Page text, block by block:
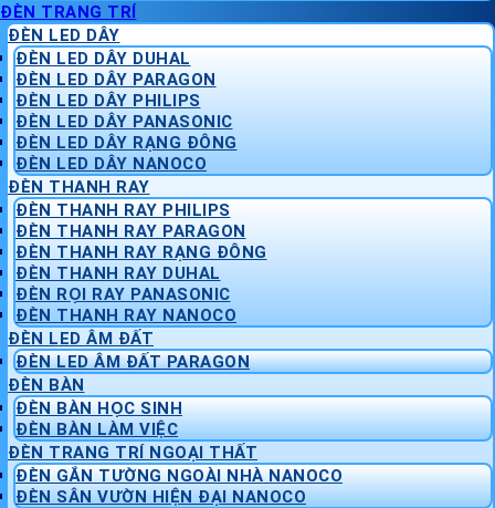
ĐÈN TRANG TRÍ
ĐÈN LED DÂY
ĐÈN LED DÂY DUHAL
ĐÈN LED DÂY PARAGON
ĐÈN LED DÂY PHILIPS
ĐÈN LED DÂY PANASONIC
ĐÈN LED DÂY RẠNG ĐÔNG
ĐÈN LED DÂY NANOCO
ĐÈN THANH RAY
ĐÈN THANH RAY PHILIPS
ĐÈN THANH RAY PARAGON
ĐÈN THANH RAY RẠNG ĐÔNG
ĐÈN THANH RAY DUHAL
ĐÈN RỌI RAY PANASONIC
ĐÈN THANH RAY NANOCO
ĐÈN LED ÂM ĐẤT
ĐÈN LED ÂM ĐẤT PARAGON
ĐÈN BÀN
ĐÈN BÀN HỌC SINH
ĐÈN BÀN LÀM VIỆC
ĐÈN TRANG TRÍ NGOẠI THẤT
ĐÈN GẮN TƯỜNG NGOÀI NHÀ NANOCO
ĐÈN SÂN VƯỜN HIỆN ĐẠI NANOCO